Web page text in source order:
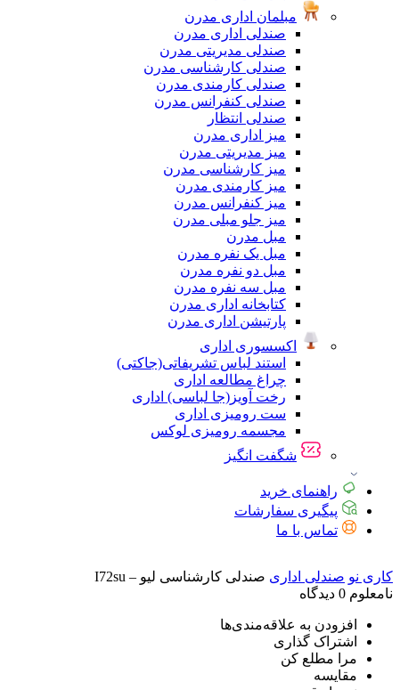
مبلمان اداری مدرن
صندلی اداری مدرن
صندلی مدیریتی مدرن
صندلی کارشناسی مدرن
صندلی کارمندی مدرن
صندلی کنفرانس مدرن
صندلی انتظار
میز اداری مدرن
میز مدیریتی مدرن
میز کارشناسی مدرن
میز کارمندی مدرن
میز کنفرانس مدرن
میز جلو مبلی مدرن
مبل مدرن
مبل یک نفره مدرن
مبل دو نفره مدرن
مبل سه نفره مدرن
کتابخانه اداری مدرن
پارتیشن اداری مدرن
اکسسوری اداری
استند لباس تشریفاتی(جاکتی)
چراغ مطالعه اداری
رخت آویز(جا لباسی) اداری
ست رومیزی اداری
مجسمه رومیزی لوکس
شگفت انگیز
راهنمای خرید
پیگیری سفارشات
تماس با ما
کاری نو صندلی اداری صندلی کارشناسی لیو – I72su
نامعلوم 0 دیدگاه
افزودن به علاقه‌مندی‌ها
اشتراک گذاری
مرا مطلع کن
مقایسه